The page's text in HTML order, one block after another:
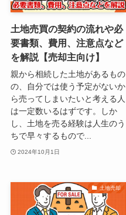
土地売買の契約の流れや必
要書類、費用、注意点など
を解説【売却主向け】
親から相続した土地があるもの
の、自分では使う予定がないか
ら売ってしまいたいと考える人
は一定数いるはずです。しか
し、土地を売る経験は人生のう
ちで早々するもので...
2024年10月1日
土地売却